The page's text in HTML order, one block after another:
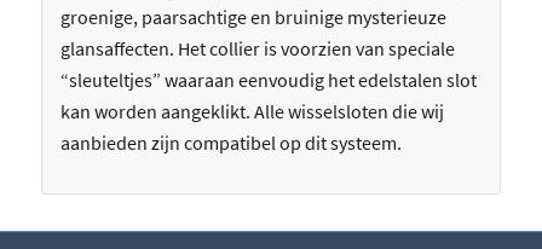
groenige, paarsachtige en bruinige mysterieuze
glansaffecten. Het collier is voorzien van speciale
“sleuteltjes” waaraan eenvoudig het edelstalen slot
kan worden aangeklikt. Alle wisselsloten die wij
aanbieden zijn compatibel op dit systeem.